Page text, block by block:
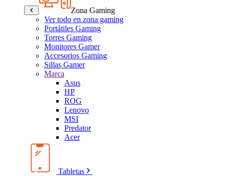
Zona Gaming
Ver todo en zona gaming
Portátiles Gaming
Torres Gaming
Monitores Gamer
Accesorios Gaming
Sillas Gamer
Marca
Asus
HP
ROG
Lenovo
MSI
Predator
Acer
Tabletas